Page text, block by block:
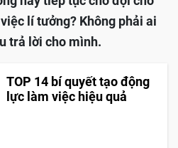
lí tưởng? Không phải ai
trả lời cho mình.
TOP 14 bí quyết tạo động
lực làm việc hiệu quả